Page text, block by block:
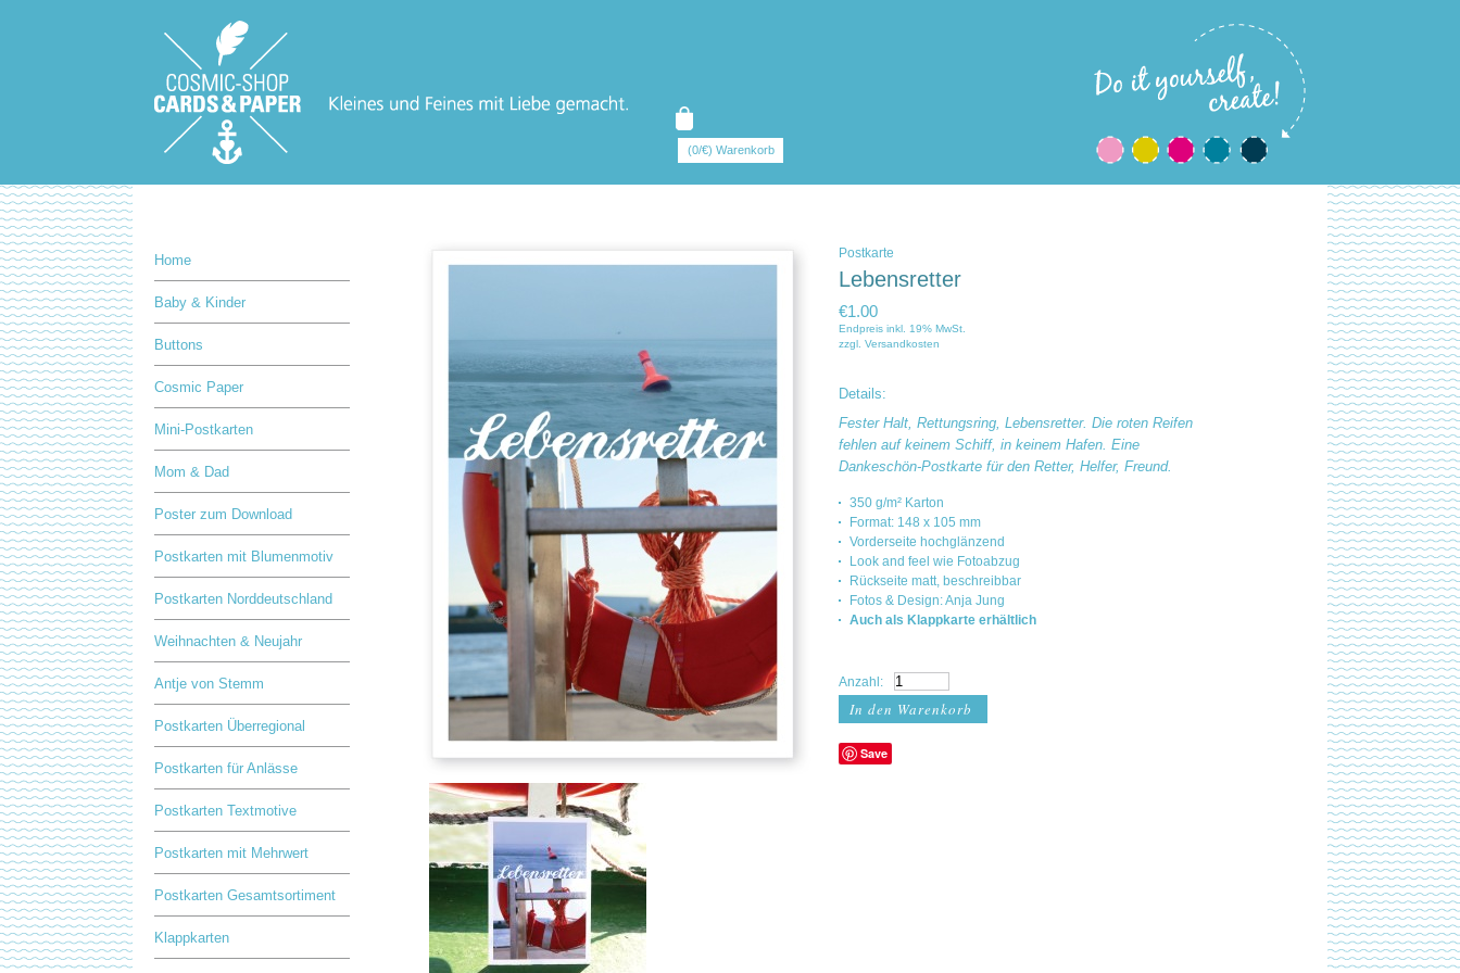
(0/€) Warenkorb
Home
Baby & Kinder
Buttons
Cosmic Paper
Mini-Postkarten
Mom & Dad
Poster zum Download
Postkarten mit Blumenmotiv
Postkarten Norddeutschland
Weihnachten & Neujahr
Antje von Stemm
Postkarten Überregional
Postkarten für Anlässe
Postkarten Textmotive
Postkarten mit Mehrwert
Postkarten Gesamtsortiment
Klappkarten
Postkarte
Lebensretter
€1.00
Endpreis inkl. 19% MwSt.
zzgl. Versandkosten
Details:
Fester Halt, Rettungsring, Lebensretter. Die roten Reifen
fehlen auf keinem Schiff, in keinem Hafen. Eine
Dankeschön-Postkarte für den Retter, Helfer, Freund.
350 g/m² Karton
Format: 148 x 105 mm
Vorderseite hochglänzend
Look and feel wie Fotoabzug
Rückseite matt, beschreibbar
Fotos & Design: Anja Jung
Auch als Klappkarte erhältlich
Anzahl:
Save